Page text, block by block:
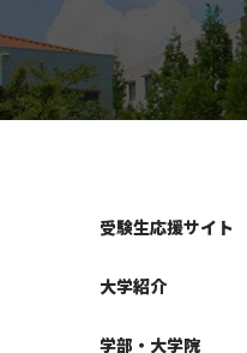
受験生応援サイト
大学紹介
学部・大学院